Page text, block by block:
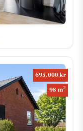
695.000 kr
98 m2